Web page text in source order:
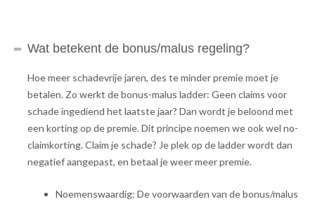
Wat betekent de bonus/malus regeling?
Hoe meer schadevrije jaren, des te minder premie moet je
betalen. Zo werkt de bonus-malus ladder: Geen claims voor
schade ingediend het laatste jaar? Dan wordt je beloond met
een korting op de premie. Dit principe noemen we ook wel no-
claimkorting. Claim je schade? Je plek op de ladder wordt dan
negatief aangepast, en betaal je weer meer premie.
Noemenswaardig: De voorwaarden van de bonus/malus